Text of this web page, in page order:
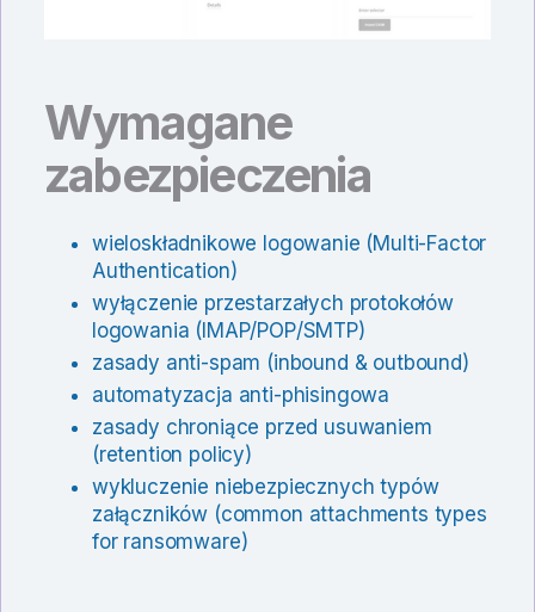
Wymagane
zabezpieczenia
wieloskładnikowe logowanie (Multi-Factor
Authentication)
wyłączenie przestarzałych protokołów
logowania (IMAP/POP/SMTP)
zasady anti-spam (inbound & outbound)
automatyzacja anti-phisingowa
zasady chroniące przed usuwaniem
(retention policy)
wykluczenie niebezpiecznych typów
załączników (common attachments types
for ransomware)